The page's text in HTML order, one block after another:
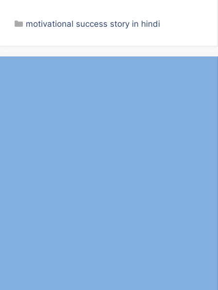
Categories
motivational success story in hindi